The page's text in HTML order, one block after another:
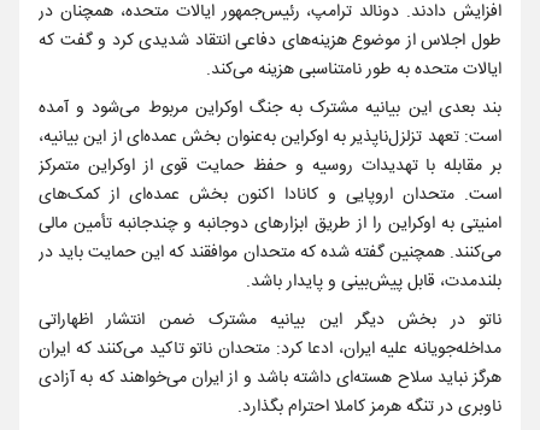
افزایش دادند. دونالد ترامپ، رئیس‌جمهور ایالات متحده، همچنان در
طول اجلاس از موضوع هزینه‌های دفاعی انتقاد شدیدی کرد و گفت که
ایالات متحده به طور نامتناسبی هزینه می‌کند.
بند بعدی این بیانیه مشترک به جنگ اوکراین مربوط می‌شود و آمده
است: تعهد تزلزل‌ناپذیر به اوکراین به‌عنوان بخش عمده‌ای از این بیانیه،
بر مقابله با تهدیدات روسیه و حفظ حمایت قوی از اوکراین متمرکز
است. متحدان اروپایی و کانادا اکنون بخش عمده‌ای از کمک‌های
امنیتی به اوکراین را از طریق ابزارهای دوجانبه و چندجانبه تأمین مالی
می‌کنند. همچنین گفته شده که متحدان موافقند که این حمایت باید در
بلندمدت، قابل پیش‌بینی و پایدار باشد.
ناتو در بخش دیگر این بیانیه مشترک ضمن انتشار اظهاراتی
مداخله‌جویانه علیه ایران، ادعا کرد: متحدان ناتو تاکید می‌کنند که ایران
هرگز نباید سلاح هسته‌ای داشته باشد و از ایران می‌خواهند که به آزادی
ناوبری در تنگه هرمز کاملا احترام بگذارد.